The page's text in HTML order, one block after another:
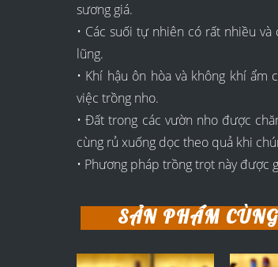
sương giá.
• Các suối tự nhiên có rất nhiều
lũng.
• Khí hậu ôn hòa và không khí
việc trồng nho.
• Đất trong các vườn nho được
cùng rủ xuống dọc theo quả khi
• Phương pháp trồng trọt này được
SẢN PHẨM